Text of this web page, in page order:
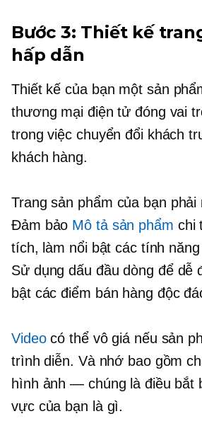
Bước 3: Thiết kế
hấp dẫn
Thiết kế của bạn một sản
thương mại điện tử đóng vai
trong việc chuyển đổi khách
khách hàng.
Trang sản phẩm của bạn phải
Đảm bảo Mô tả sản phẩm chi
tích, làm nổi bật các tính
Sử dụng dấu đầu dòng để dễ
bật các điểm bán hàng độc
Videocó thể vô giá nếu sản
trình diễn. Và nhớ bao gồm
hình ảnh — chúng là điều bắt
vực của bạn là gì.